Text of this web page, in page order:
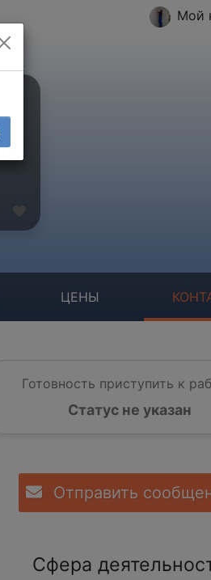
Мой
ЦЕНЫ
Готовность приступить к
Статус не указан
Отправить
Сфера